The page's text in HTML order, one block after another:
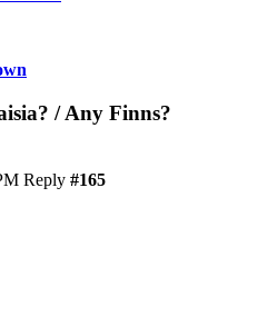
/ Any Finns?
Reply #165